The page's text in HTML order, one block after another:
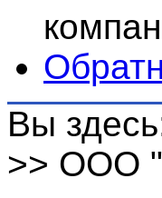
Вы
>> ООО